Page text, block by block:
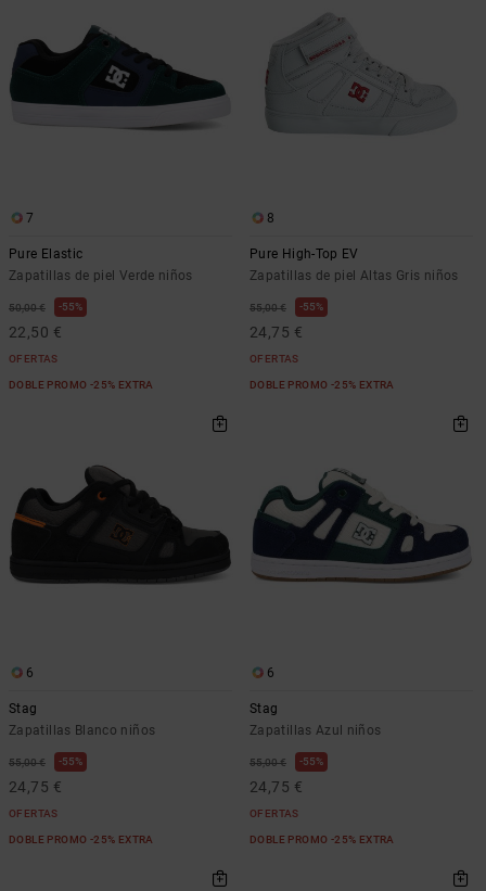
7
Pure Elastic
Zapatillas de piel Verde niños
50,00 € 55%
22,50 €
OFERTAS
DOBLE PROMO -25% EXTRA
8
Pure High-Top EV
Zapatillas de piel Altas Gris niños
55,00 € 55%
24,75 €
OFERTAS
DOBLE PROMO -25% EXTRA
6
Stag
Zapatillas Blanco niños
55,00 € 55%
24,75 €
OFERTAS
DOBLE PROMO -25% EXTRA
6
Stag
Zapatillas Azul niños
55,00 € 55%
24,75 €
OFERTAS
DOBLE PROMO -25% EXTRA